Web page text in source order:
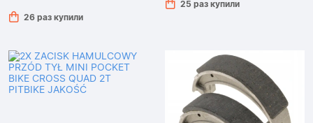
26 раз купили
25 раз купили